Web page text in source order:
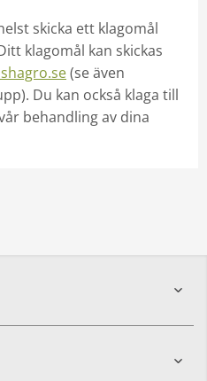
skicka ett klagomål
klagomål kan skickas
(se även
Du kan också klaga till
behandling av dina